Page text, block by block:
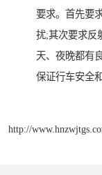
要求。首先要
扰;其次要求反
天、夜晚都有
保证行车安全
http://